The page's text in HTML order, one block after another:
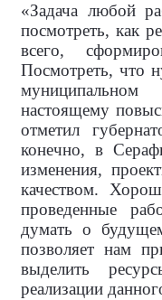
«Задача любой
посмотреть, как
всего,
Посмотреть, что
настоящему
отметил
конечно, в
изменения,
качеством.
проведенные
думать о
позволяет нам
выделить
реализации